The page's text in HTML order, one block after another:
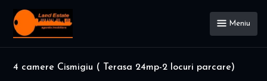
Meniu
4 camere Cismigiu ( Terasa 24mp-2 locuri parcare)